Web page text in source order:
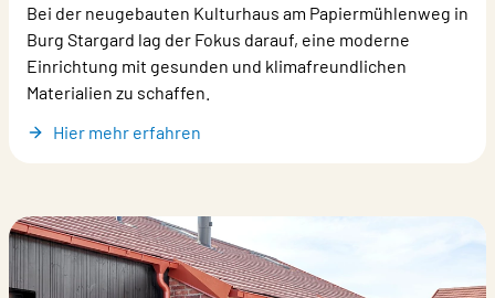
Bei der neugebauten Kulturhaus am Papiermühlenweg in
Burg Stargard lag der Fokus darauf, eine moderne
Einrichtung mit gesunden und klimafreundlichen
Materialien zu schaffen.
Hier mehr erfahren